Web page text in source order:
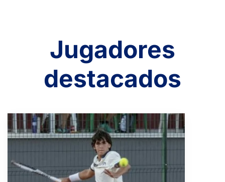
Jugadores
destacados